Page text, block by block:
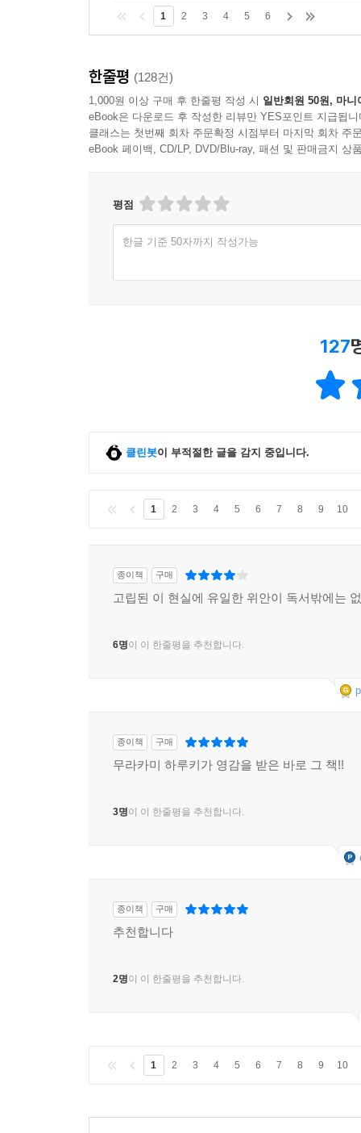
1 2 3 4 5 6
한줄평 (128건)
1,000원 이상 구매 후 한줄평 작성 시 일반회원 50원, 마니
eBook은 다운로드 후 작성한 리뷰만 YES포인트 지급됩니
클래스는 첫번째 회차 주문확정 시점부터 마지막 회차 주
eBook 페이백, CD/LP, DVD/Blu-ray, 패션 및 판매금지 상
평점
한글 기준 50자까지 작성가능
127
클린봇이 부적절한 글을 감지 중입니다.
1 2 3 4 5 6 7 8 9 10
종이책 구매
고립된 이 현실에 유일한 위안이 독서밖에는
6명이 이 한줄평을 추천합니다.
종이책 구매
무라카미 하루키가 영감을 받은 바로 그 책!!
3명이 이 한줄평을 추천합니다.
종이책 구매
추천합니다
2명이 이 한줄평을 추천합니다.
1 2 3 4 5 6 7 8 9 10